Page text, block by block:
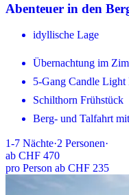
Abenteuer in den
idyllische Lage
Übernachtung im
5-Gang Candle Light
Schilthorn Frühstück
Berg- und Talfahrt
1-7 Nächte·2 Personen·
ab CHF 470
pro Person ab CHF 235